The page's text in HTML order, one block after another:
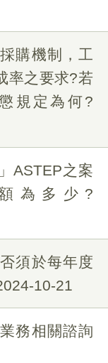
購機制，工
率之要求?若
規定為何?
ASTEP之案
為多少?
須於每年度
10-21
務相關諮詢